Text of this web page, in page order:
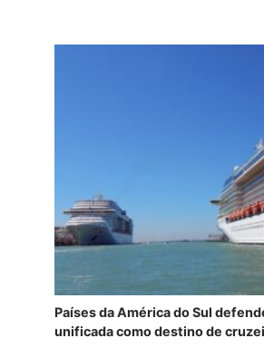
Países da América do Sul
unificada como destino de